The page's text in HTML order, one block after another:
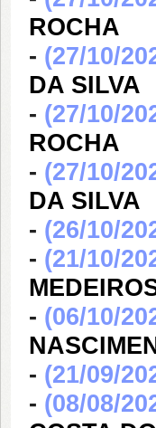
ROCHA
- (27/10/
DA SILVA
- (27/10/
ROCHA
- (27/10/
DA SILVA
- (26/10/
- (21/10/
- (06/10/
- (21/09/
- (08/08/